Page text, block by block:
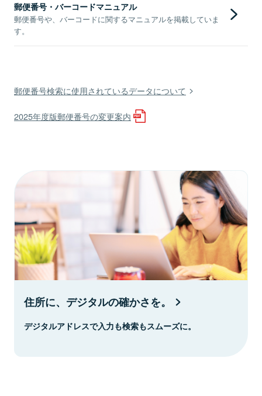
郵便番号・バーコードマニュアル
郵便番号や、バーコードに関するマニュアルを掲載していま
す。
郵便番号検索に使用されているデータについて
2025年度版郵便番号の変更案内
住所に、デジタルの確かさを。
デジタルアドレスで入力も検索もスムーズに。